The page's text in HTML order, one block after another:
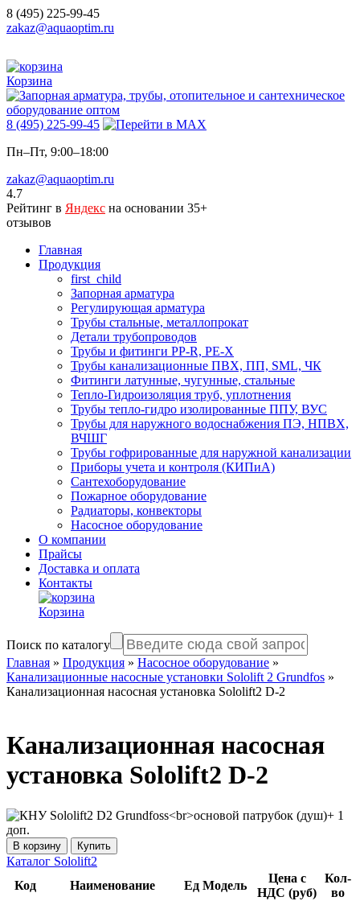
8 (495) 225-99-45
zakaz@aquaoptim.ru
Корзина
8 (495) 225-99-45
Пн–Пт, 9:00–18:00
zakaz@aquaoptim.ru
4.7
Рейтинг в Яндекс на основании 35+
отзывов
Главная
Продукция
first_child
Запорная арматура
Регулирующая арматура
Трубы стальные, металлопрокат
Детали трубопроводов
Трубы и фитинги PP-R, PE-X
Трубы канализационные ПВХ, ПП, SML, ЧК
Фитинги латунные, чугунные, стальные
Тепло-Гидроизоляция труб, уплотнения
Трубы тепло-гидро изолированные ППУ, ВУС
Трубы для наружного водоснабжения ПЭ, НПВХ,
ВЧШГ
Трубы гофрированные для наружной канализации
Приборы учета и контроля (КИПиА)
Сантехоборудование
Пожарное оборудование
Радиаторы, конвекторы
Насосное оборудование
О компании
Прайсы
Доставка и оплата
Контакты
Корзина
Поиск по каталогу
Главная » Продукция » Насосное оборудование »
Канализационные насосные установки Sololift 2 Grundfos »
Канализационная насосная установка Sololift2 D-2
Канализационная насосная
установка Sololift2 D-2
Купить
Каталог Sololift2
Код
Наименование Ед Модель
Цена с
НДС (руб)
Кол-
во